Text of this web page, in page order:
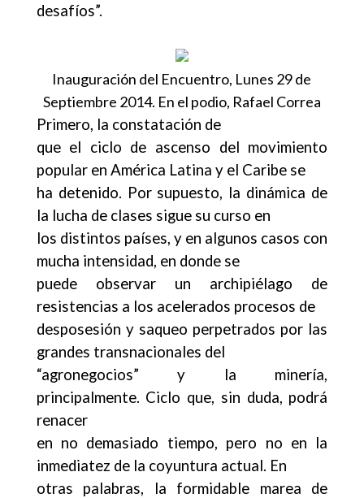
desafíos”.
Inauguración del Encuentro, Lunes 29 de
Septiembre 2014. En el podio, Rafael Correa
Primero, la constatación de
que el ciclo de ascenso del movimiento
popular en América Latina y el Caribe se
ha detenido. Por supuesto, la dinámica de
la lucha de clases sigue su curso en
los distintos países, y en algunos casos con
mucha intensidad, en donde se
puede observar un archipiélago de
resistencias a los acelerados procesos de
desposesión y saqueo perpetrados por las
grandes transnacionales del
“agronegocios” y la minería,
principalmente. Ciclo que, sin duda, podrá
renacer
en no demasiado tiempo, pero no en la
inmediatez de la coyuntura actual. En
otras palabras, la formidable marea de